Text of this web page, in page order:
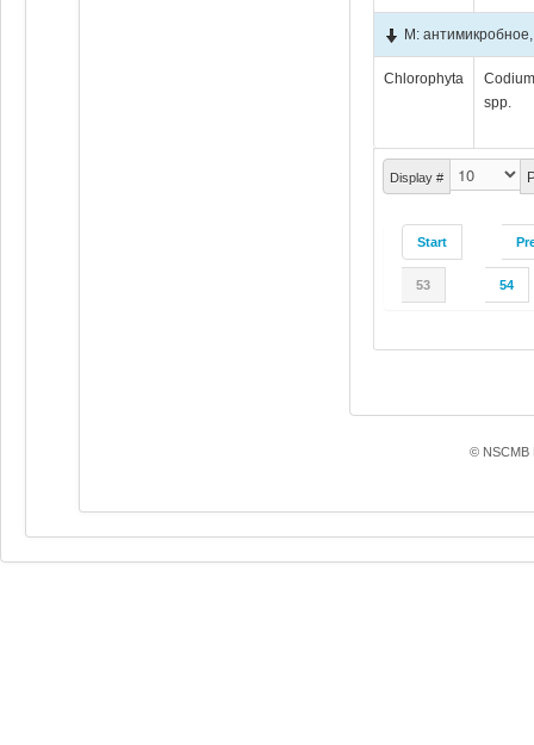
Display #
Start
53 54
М: антимикробное,
Chlorophyta
spp.
© NSCMB